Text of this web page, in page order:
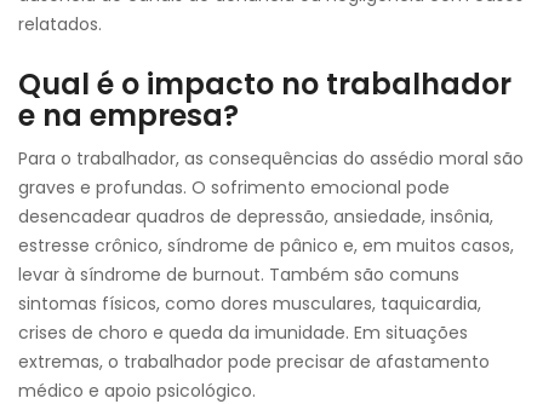
relatados.
Qual é o impacto no trabalhador
e na empresa?
Para o trabalhador, as consequências do assédio moral são
graves e profundas. O sofrimento emocional pode
desencadear quadros de depressão, ansiedade, insônia,
estresse crônico, síndrome de pânico e, em muitos casos,
levar à síndrome de burnout. Também são comuns
sintomas físicos, como dores musculares, taquicardia,
crises de choro e queda da imunidade. Em situações
extremas, o trabalhador pode precisar de afastamento
médico e apoio psicológico.